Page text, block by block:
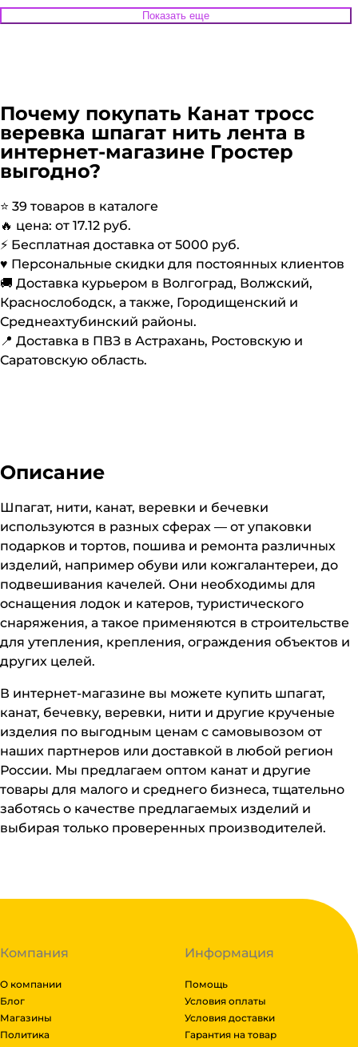
Показать еще
Почему покупать Канат тросс
веревка шпагат нить лента в
интернет-магазине Гростер
выгодно?
⭐️ 39 товаров в каталоге
🔥 цена: от 17.12 руб.
⚡️ Бесплатная доставка от 5000 руб.
♥️ Персональные скидки для постоянных клиентов
🚚 Доставка курьером в Волгоград, Волжский,
Краснослободск, а также, Городищенский и
Среднеахтубинский районы.
📍 Доставка в ПВЗ в Астрахань, Ростовскую и
Саратовскую область.
Описание
Шпагат, нити, канат, веревки и бечевки
используются в разных сферах — от упаковки
подарков и тортов, пошива и ремонта различных
изделий, например обуви или кожгалантереи, до
подвешивания качелей. Они необходимы для
оснащения лодок и катеров, туристического
снаряжения, а такое применяются в строительстве
для утепления, крепления, ограждения объектов и
других целей.
В интернет-магазине вы можете купить шпагат,
канат, бечевку, веревки, нити и другие крученые
изделия по выгодным ценам с самовывозом от
наших партнеров или доставкой в любой регион
России. Мы предлагаем оптом канат и другие
товары для малого и среднего бизнеса, тщательно
заботясь о качестве предлагаемых изделий и
выбирая только проверенных производителей.
Компания
О компании
Блог
Магазины
Политика
Информация
Помощь
Условия оплаты
Условия доставки
Гарантия на товар